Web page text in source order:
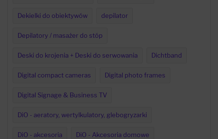
Dekielki do obiektywów depilator
Depilatory / masażer do stóp
Deski do krojenia + Deski do serwowania Dichtband
Digital compact cameras Digital photo frames
Digital Signage & Business TV
DiO - aeratory, wertylkulatory, glebogryzarki
DiO - akcesoria DiO - Akcesoria domowe